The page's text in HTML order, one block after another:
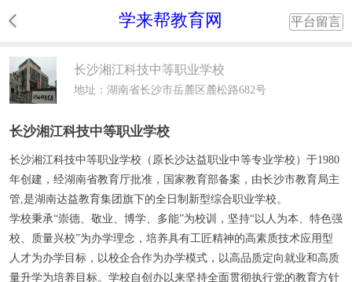
学来帮教育网 平台留言
长沙湘江科技中等职业学校
地址：湖南省长沙市岳麓区麓松路682号
长沙湘江科技中等职业学校
长沙湘江科技中等职业学校（原长沙达益职业中等专业学校）于1980
年创建，经湖南省教育厅批准，国家教育部备案，由长沙市教育局主
管,是湖南达益教育集团旗下的全日制新型综合职业学校。
学校秉承“崇德、敬业、博学、多能”为校训，坚持“以人为本、特色强
校、质量兴校”为办学理念，培养具有工匠精神的高素质技术应用型
人才为办学目标，以校企合作为办学模式，以高品质定向就业和高质
量升学为培养目标。学校自创办以来坚持全面贯彻执行党的教育方针